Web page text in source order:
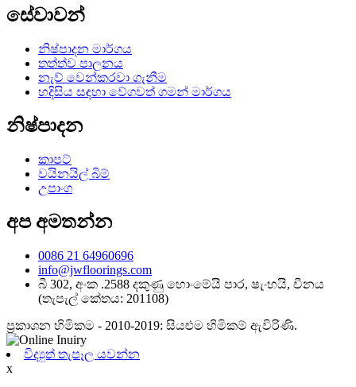
සේවාවන්
නිෂ්පාදන මාර්ගය
තත්ත්ව පාලනය
නැව් වෙන්කරවා ගැනීම
හදිසිය සඳහා වේගවත් ගමන් මාර්ගය
නිෂ්පාදන
කාපට්
වයිනයිල් බිම්
උපාංග
අප අමතන්න
0086 21 64960696
info@jwfloorings.com
බී 302, අංක .2588 දකුණු හොංමේයි පාර, ෂැංහයි, චීනය
(තැපැල් කේතය: 201108)
ප්‍රකාශන හිමිකම - 2010-2019: සියළුම හිමිකම් ඇවිරිණි.
විද්‍යුත් තැපෑල යවන්න
x